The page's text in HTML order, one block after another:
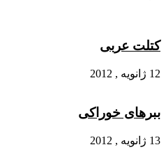
کتلت عربی
12 ژانویه , 2012
ببرهای خوراکی
13 ژانویه , 2012